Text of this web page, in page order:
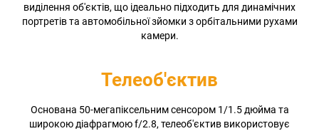
виділення об'єктів, що ідеально підходить для динамічних
портретів та автомобільної зйомки з орбітальними рухами
камери.
Телеоб'єктив
Основана 50-мегапіксельним сенсором 1/1.5 дюйма та
широкою діафрагмою f/2.8, телеоб'єктив використовує